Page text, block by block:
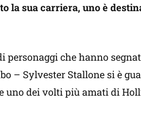
la sua carriera, uno è
personaggi che hanno
– Sylvester Stallone si è
uno dei volti più amati di